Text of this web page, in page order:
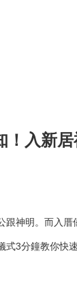
！入新
跟神明。而入厝
3分鐘教你快